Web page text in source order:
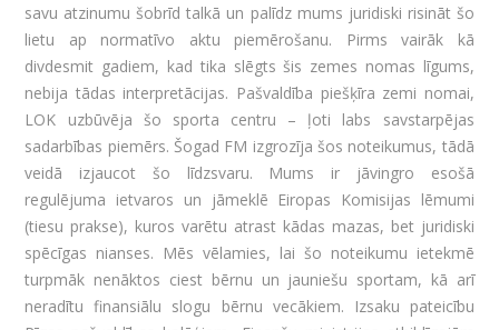
savu atzinumu šobrīd talkā un palīdz mums juridiski risināt šo
lietu ap normatīvo aktu piemērošanu. Pirms vairāk kā
divdesmit gadiem, kad tika slēgts šis zemes nomas līgums,
nebija tādas interpretācijas. Pašvaldība piešķīra zemi nomai,
LOK uzbūvēja šo sporta centru – ļoti labs savstarpējas
sadarbības piemērs. Šogad FM izgrozīja šos noteikumus, tādā
veidā izjaucot šo līdzsvaru. Mums ir jāvingro esošā
regulējuma ietvaros un jāmeklē Eiropas Komisijas lēmumi
(tiesu prakse), kuros varētu atrast kādas mazas, bet juridiski
spēcīgas nianses. Mēs vēlamies, lai šo noteikumu ietekmē
turpmāk nenāktos ciest bērnu un jauniešu sportam, kā arī
neradītu finansiālu slogu bērnu vecākiem. Izsaku pateicību